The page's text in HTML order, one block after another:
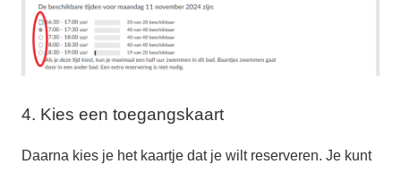
4. Kies een toegangskaart
Daarna kies je het kaartje dat je wilt reserveren. Je kunt